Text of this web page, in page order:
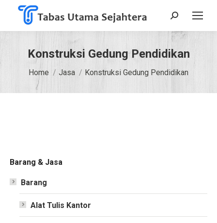
Search:
Konstruksi Gedung Pendidikan
You are here:
Home Jasa Konstruksi Gedung Pendidikan
Barang & Jasa
Barang
Alat Tulis Kantor